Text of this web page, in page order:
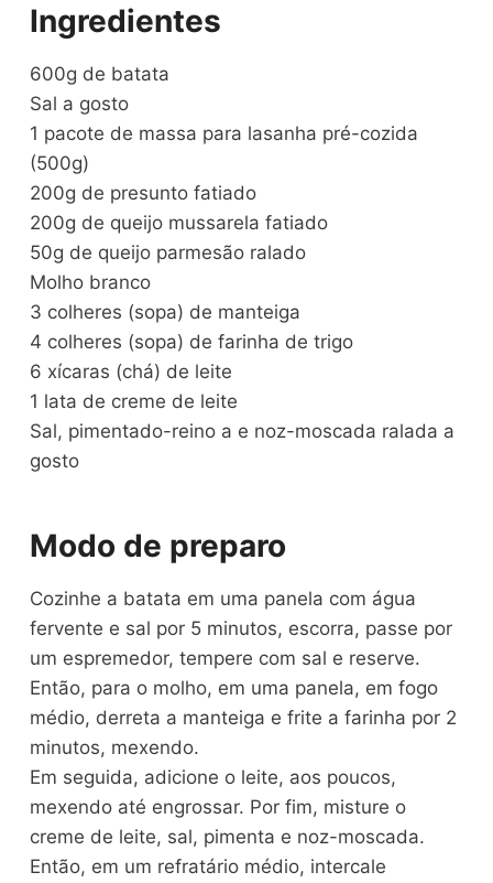
Ingredientes
600g de batata
Sal a gosto
1 pacote de massa para lasanha pré-cozida
(500g)
200g de presunto fatiado
200g de queijo mussarela fatiado
50g de queijo parmesão ralado
Molho branco
3 colheres (sopa) de manteiga
4 colheres (sopa) de farinha de trigo
6 xícaras (chá) de leite
1 lata de creme de leite
Sal, pimentado-reino a e noz-moscada ralada a
gosto
Modo de preparo
Cozinhe a batata em uma panela com água
fervente e sal por 5 minutos, escorra, passe por
um espremedor, tempere com sal e reserve.
Então, para o molho, em uma panela, em fogo
médio, derreta a manteiga e frite a farinha por 2
minutos, mexendo.
Em seguida, adicione o leite, aos poucos,
mexendo até engrossar. Por fim, misture o
creme de leite, sal, pimenta e noz-moscada.
Então, em um refratário médio, intercale